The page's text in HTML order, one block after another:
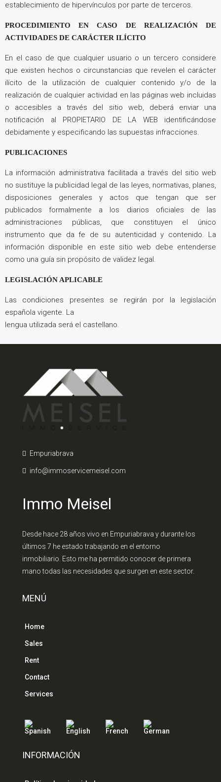
establecimiento de hipervínculos por parte de terceros.
PROCEDIMIENTO EN CASO DE REALIZACIÓN DE
ACTIVIDADES DE CARÁCTER ILÍCITO
En el caso de que cualquier usuario o un tercero considere
que existen hechos o circunstancias que revelen el carácter
ilícito de la utilización de cualquier contenido y/o de la
realización de cualquier actividad en las páginas web incluidas
o accesibles a través del sitio web, deberá enviar una
notificación al PROPIETARIO DE LA WEB identificándose
debidamente y especificando las supuestas infracciones.
PUBLICACIONES
La información administrativa facilitada a través del sitio web
no sustituye la publicidad legal de las leyes, normativas, planes,
disposiciones generales y actos que tengan que ser
publicados formalmente a los diarios oficiales de las
administraciones públicas, que constituyen el único
instrumento que da fe de su autenticidad y contenido. La
información disponible en este sitio web debe entenderse
como una guía sin propósito de validez legal.
LEGISLACIÓN APLICABLE
Las condiciones presentes se regirán por la legislación
española vigente. La
lengua utilizada será el castellano.
Empuriabrava
info@immoservicemeisel.com
Immo Meisel
Desde hace 28 años vivo en Empuriabrava y durante los
últimos 7 he estado trabajando en el entorno
inmobiliario. Esto me ha permitido conocer de primera
mano todas las necesidades que surgen en este sector.
MENÚ
Home
Sales
Rent
Contact
Services
INFORMACIÓN